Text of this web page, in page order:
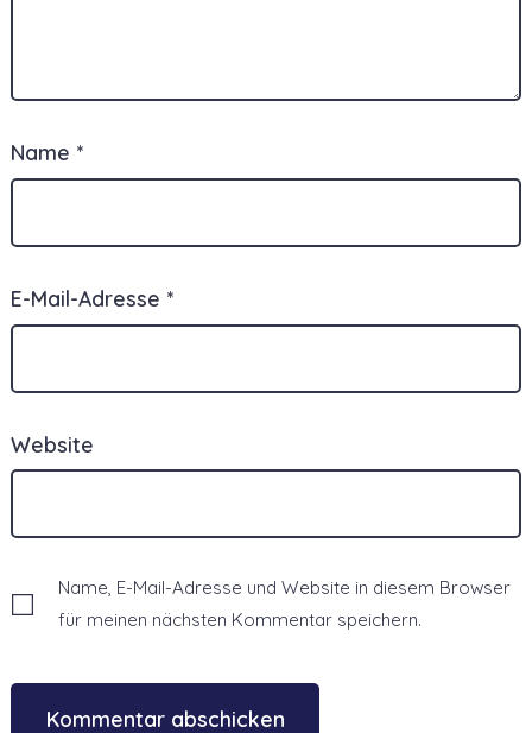
Name *
E-Mail-Adresse *
Website
Name, E-Mail-Adresse und Website in diesem Browser
für meinen nächsten Kommentar speichern.